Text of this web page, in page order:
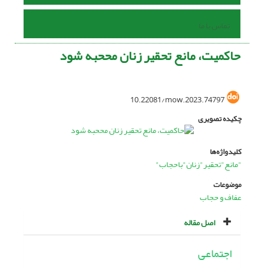
تماس با ما
حاکمیت، مانع تحقیر زنان مححبه شود
10.22081/mow.2023.74797
چکیده تصویری
کلیدواژه‌ها
"مانع"تحقیر"زنان"باحجاب"
موضوعات
عفاف و حجاب
اصل مقاله
اجتماعی